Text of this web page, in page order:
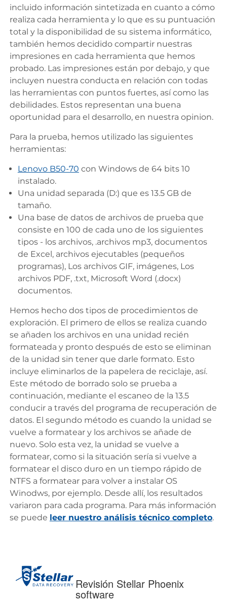
incluido información sintetizada en cuanto a cómo
realiza cada herramienta y lo que es su puntuación
total y la disponibilidad de su sistema informático,
también hemos decidido compartir nuestras
impresiones en cada herramienta que hemos
probado. Las impresiones están por debajo, y que
incluyen nuestra conducta en relación con todas
las herramientas con puntos fuertes, así como las
debilidades. Estos representan una buena
oportunidad para el desarrollo, en nuestra opinion.
Para la prueba, hemos utilizado las siguientes
herramientas:
Lenovo B50-70 con Windows de 64 bits 10
instalado.
Una unidad separada (D:) que es 13.5 GB de
tamaño.
Una base de datos de archivos de prueba que
consiste en 100 de cada uno de los siguientes
tipos - los archivos, .archivos mp3, documentos
de Excel, archivos ejecutables (pequeños
programas), Los archivos GIF, imágenes, Los
archivos PDF, .txt, Microsoft Word (.docx)
documentos.
Hemos hecho dos tipos de procedimientos de
exploración. El primero de ellos se realiza cuando
se añaden los archivos en una unidad recién
formateada y pronto después de esto se eliminan
de la unidad sin tener que darle formato. Esto
incluye eliminarlos de la papelera de reciclaje, así.
Este método de borrado solo se prueba a
continuación, mediante el escaneo de la 13.5
conducir a través del programa de recuperación de
datos. El segundo método es cuando la unidad se
vuelve a formatear y los archivos se añade de
nuevo. Solo esta vez, la unidad se vuelve a
formatear, como si la situación sería si vuelve a
formatear el disco duro en un tiempo rápido de
NTFS a formatear para volver a instalar OS
Winodws, por ejemplo. Desde allí, los resultados
variaron para cada programa. Para más información
se puede leer nuestro análisis técnico completo.
Revisión Stellar Phoenix
software